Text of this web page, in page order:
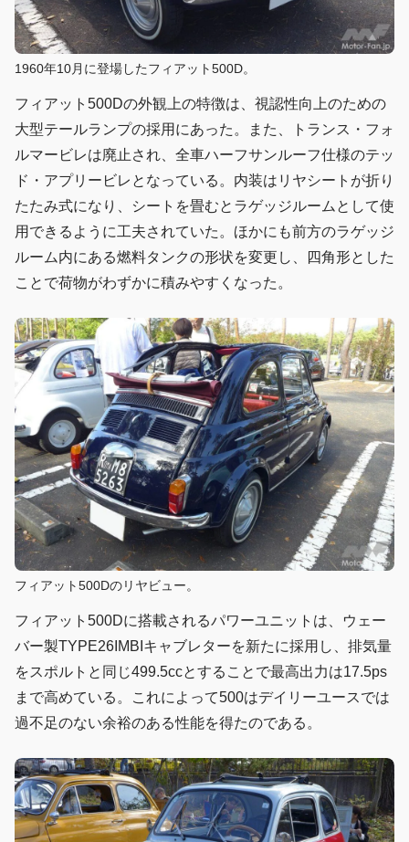
1960年10月に登場したフィアット500D。
フィアット500Dの外観上の特徴は、視認性向上のための
大型テールランプの採用にあった。また、トランス・フォ
ルマービレは廃止され、全車ハーフサンルーフ仕様のテッ
ド・アプリービレとなっている。内装はリヤシートが折り
たたみ式になり、シートを畳むとラゲッジルームとして使
用できるように工夫されていた。ほかにも前方のラゲッジ
ルーム内にある燃料タンクの形状を変更し、四角形とした
ことで荷物がわずかに積みやすくなった。
フィアット500Dのリヤビュー。
フィアット500Dに搭載されるパワーユニットは、ウェー
バー製TYPE26IMBIキャブレターを新たに採用し、排気量
をスポルトと同じ499.5ccとすることで最高出力は17.5ps
まで高めている。これによって500はデイリーユースでは
過不足のない余裕のある性能を得たのである。